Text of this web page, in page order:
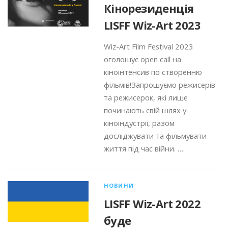
Кінорезиденція
LISFF Wiz-Art 2023
Wiz-Art Film Festival 2023
оголошує open call на
кіноінтенсив по створенню
фільмів!Запрошуємо режисерів
та режисерок, які лише
починають свій шлях у
кіноіндустрії, разом
досліджувати та фільмувати
життя під час війни. …
НОВИНИ
LISFF Wiz-Art 2022
буде